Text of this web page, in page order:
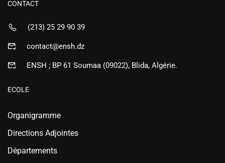
CONTACT
(213) 25 29 90 39
contact@ensh.dz
ENSH ; BP 61 Soumaa (09022), Blida, Algérie.
ECOLE
Organigramme
Directions Adjointes
Départements